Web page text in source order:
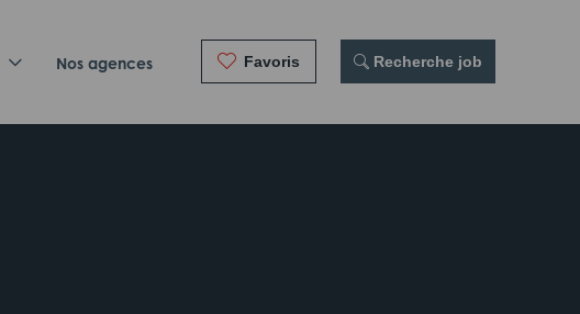
Nos agences Favoris Recherche job